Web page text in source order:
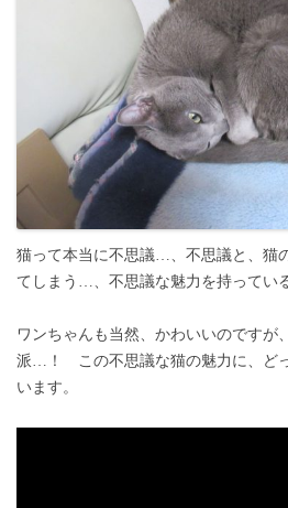
猫って本当に不思議…、不思議と、猫
てしまう…、不思議な魅力を持ってい
ワンちゃんも当然、かわいいのですが
派…！ この不思議な猫の魅力に、ど
います。